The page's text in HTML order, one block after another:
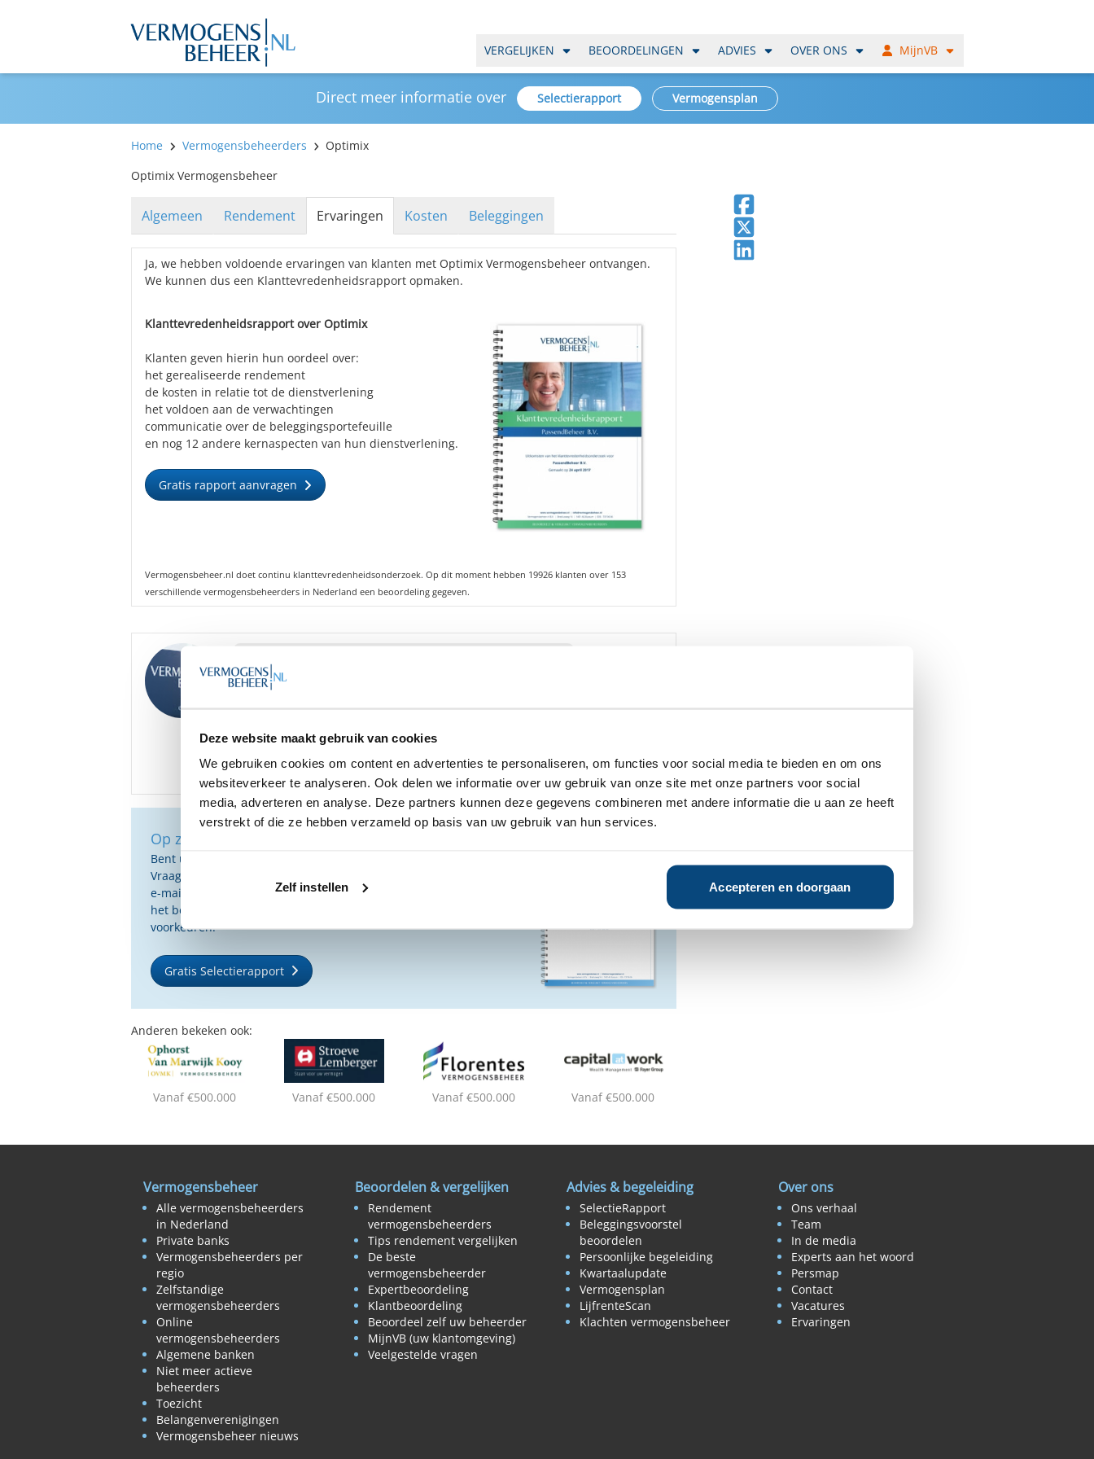
Deze website maakt gebruik van cookies
We gebruiken cookies om content en advertenties te personaliseren, om functies voor social media te bieden en om ons
websiteverkeer te analyseren. Ook delen we informatie over uw gebruik van onze site met onze partners voor social
media, adverteren en analyse. Deze partners kunnen deze gegevens combineren met andere informatie die u aan ze heeft
verstrekt of die ze hebben verzameld op basis van uw gebruik van hun services.
Zelf instellen Accepteren en doorgaan
VERGELIJKEN BEOORDELINGEN ADVIES OVER ONS MijnVB
Direct meer informatie over Selectierapport Vermogensplan
Home Vermogensbeheerders
Optimix
Optimix Vermogensbeheer
Algemeen Rendement Ervaringen Kosten Beleggingen
Ja, we hebben voldoende ervaringen van klanten met Optimix Vermogensbeheer ontvangen.
We kunnen dus een Klanttevredenheidsrapport opmaken.
Klanttevredenheidsrapport over Optimix
Klanten geven hierin hun oordeel over:
het gerealiseerde rendement
de kosten in relatie tot de dienstverlening
het voldoen aan de verwachtingen
communicatie over de beleggingsportefeuille
en nog 12 andere kernaspecten van hun dienstverlening.
Gratis rapport aanvragen
Vermogensbeheer.nl doet continu klanttevredenheidsonderzoek. Op dit moment hebben 19926 klanten over 153
verschillende vermogensbeheerders in Nederland een beoordeling gegeven.
We hebben diverse onafhankelijke rapporten over Optimix
Vermogensbeheer gratis beschikbaar.
Nee
Ja
Op zoek naar de beste vermogensbeheerder?
Bent u op zoek naar de voor u beste vermogensbeheerder?
Vraag dan gratis en geheel vrijblijvend een SelectieRapport aan. Per
e-mail ontvangt u een selectie van goede vermogensbeheerders die
het beste passen bij uw persoonlijke situatie, wensen en
voorkeuren.
Gratis Selectierapport
Anderen bekeken ook:
Vanaf €500.000 Vanaf €500.000 Vanaf €500.000 Vanaf €500.000
Deel op Facebook
Deel op X
Deel op LinkedIn
Vermogensbeheer
Alle vermogensbeheerders
in Nederland
Private banks
Vermogensbeheerders per
regio
Zelfstandige
vermogensbeheerders
Online
vermogensbeheerders
Algemene banken
Niet meer actieve
beheerders
Toezicht
Belangenverenigingen
Vermogensbeheer nieuws
Beoordelen & vergelijken
Rendement
vermogensbeheerders
Tips rendement vergelijken
De beste
vermogensbeheerder
Expertbeoordeling
Klantbeoordeling
Beoordeel zelf uw beheerder
MijnVB (uw klantomgeving)
Veelgestelde vragen
Advies & begeleiding
SelectieRapport
Beleggingsvoorstel
beoordelen
Persoonlijke begeleiding
Kwartaalupdate
Vermogensplan
LijfrenteScan
Klachten vermogensbeheer
Over ons
Ons verhaal
Team
In de media
Experts aan het woord
Persmap
Contact
Vacatures
Ervaringen